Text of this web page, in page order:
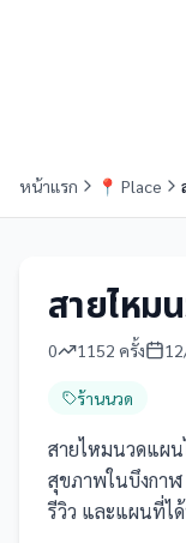
หน้าแรก 📍 Place
สายไหม
0 1152 ครั้ง
ร้านนวด
สายไหมนวดแผ
สุขภาพในบึงกาฬ
รีวิว และแผนที่ไ